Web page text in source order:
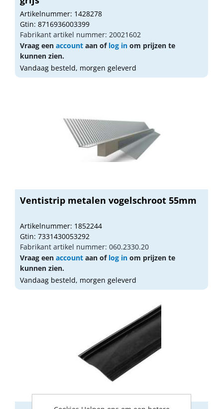
Artikelnummer: 1428278
Gtin: 8716936003399
Fabrikant artikel nummer: 20021602
Vraag een account aan of log in om prijzen te
kunnen zien.
Vandaag besteld, morgen geleverd
Ventistrip metalen vogelschroot 55mm
Artikelnummer: 1852244
Gtin: 7331430053292
Fabrikant artikel nummer: 060.2330.20
Vraag een account aan of log in om prijzen te
kunnen zien.
Vandaag besteld, morgen geleverd